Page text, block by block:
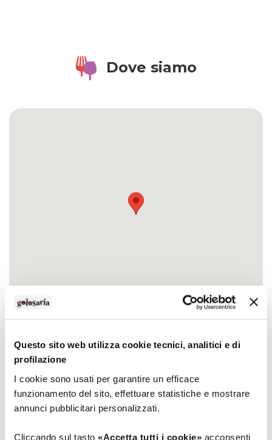
Questo sito web utilizza cookie tecnici, analitici e di
profilazione
I cookie sono usati per garantire un efficace
funzionamento del sito, effettuare statistiche e mostrare
annunci pubblicitari personalizzati.
Cliccando sul tasto «Accetta tutti i cookie» acconsenti
Dove siamo
Contatti
località Pianazzola - via Vanoni, 256
23022 Chiavenna (Sondrio)
Recapiti telefonici